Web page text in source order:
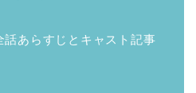
あらすじとキャスト記事